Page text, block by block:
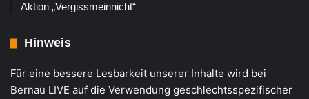
Aktion „Vergissmeinnicht“
Hinweis
Für eine bessere Lesbarkeit unserer Inhalte wird bei
Bernau LIVE auf die Verwendung geschlechtsspezifischer